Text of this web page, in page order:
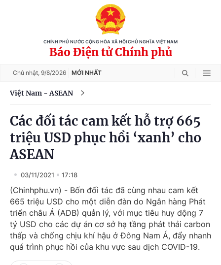
CHÍNH PHỦ NƯỚC CỘNG HÒA XÃ HỘI CHỦ NGHĨA VIỆT NAM
Báo Điện tử Chính phủ
Chủ nhật, 9/8/2026 MỚI NHẤT
Việt Nam - ASEAN
Các đối tác cam kết hỗ trợ 665
triệu USD phục hồi ‘xanh’ cho
ASEAN
03/11/2021 17:18
(Chinhphu.vn) - Bốn đối tác đã cùng nhau cam kết
665 triệu USD cho một diễn đàn do Ngân hàng Phát
triển châu Á (ADB) quản lý, với mục tiêu huy động 7
tỷ USD cho các dự án cơ sở hạ tầng phát thải carbon
thấp và chống chịu khí hậu ở Đông Nam Á, đẩy nhanh
quá trình phục hồi của khu vực sau dịch COVID-19.